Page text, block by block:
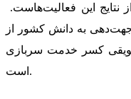
نتایج این فعالیت‌هاست.
به دانش کشور از
کسر خدمت سربازی
است.